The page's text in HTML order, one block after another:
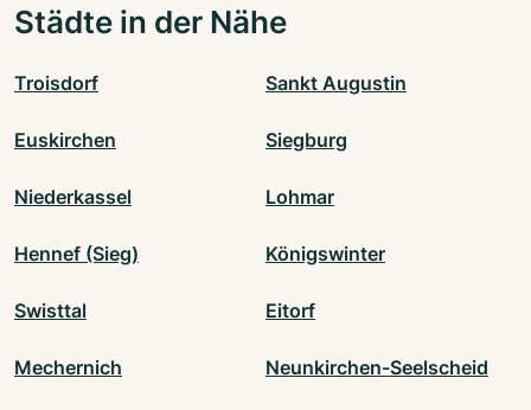
Städte in der Nähe
Troisdorf Sankt Augustin
Euskirchen Siegburg
Niederkassel Lohmar
Hennef (Sieg) Königswinter
Swisttal Eitorf
Mechernich Neunkirchen-Seelscheid